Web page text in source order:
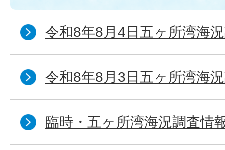
令和8年8月4日五ヶ所湾海
令和8年8月3日五ヶ所湾海
臨時・五ヶ所湾海況調査情